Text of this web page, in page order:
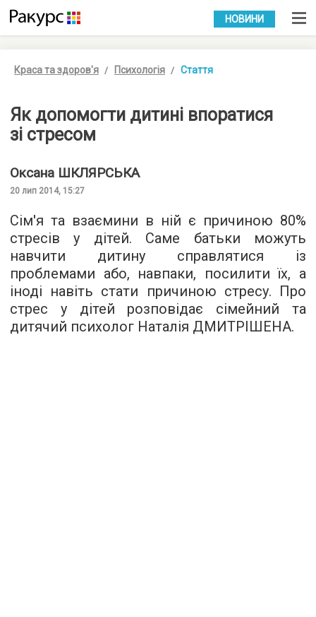
УКР РУС
НОВИНИ
Краса та здоров'я Психологія Стаття
Як допомогти дитині впоратися
зі стресом
Оксана ШКЛЯРСЬКА
20 лип 2014, 15:27
Сім'я та взаємини в ній є причиною 80%
стресів у дітей. Саме батьки можуть
навчити дитину справлятися із
проблемами або, навпаки, посилити їх, а
іноді навіть стати причиною стресу. Про
стрес у дітей розповідає сімейний та
дитячий психолог Наталія ДМИТРІШЕНА.